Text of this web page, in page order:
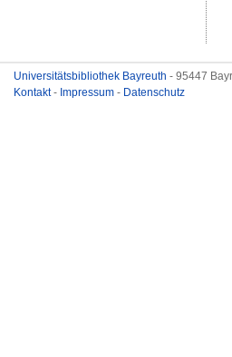
Universitätsbibliothek Bayreuth - 95447
Kontakt- Impressum - Datenschutz